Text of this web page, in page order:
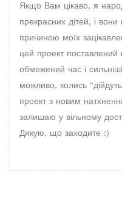
Якщо Вам цікаво, я
прекрасних дітей, і
причиною моїх
цей проект поставлений
обмежений час і
можливо, колись
проект з новим
залишаю у вільному
Дякую, що заходите :)